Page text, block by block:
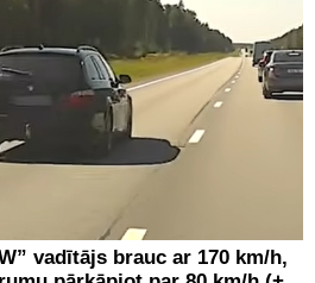
vadītājs brauc ar 170 km/h,